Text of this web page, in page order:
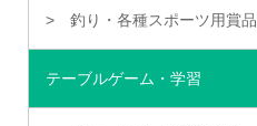
釣り・各種スポーツ用賞品
テーブルゲーム・学習